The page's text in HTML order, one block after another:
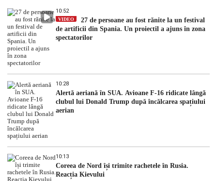
10:52
VIDEO
27 de persoane au fost rănite la un festival
de artificii din Spania. Un proiectil a ajuns în zona
spectatorilor
10:28
Alertă aeriană în SUA. Avioane F-16 ridicate lângă
clubul lui Donald Trump după încălcarea spațiului
aerian
10:13
Coreea de Nord își trimite rachetele în Rusia.
Reacția Kievului